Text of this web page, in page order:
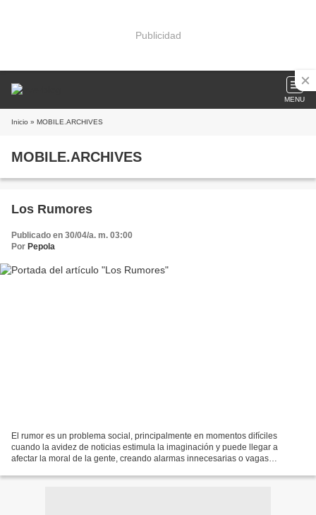
Publicidad
MENU
Inicio » MOBILE.ARCHIVES
MOBILE.ARCHIVES
Los Rumores
Publicado en 30/04/a. m. 03:00
Por Pepola
El rumor es un problema social, principalmente en momentos difíciles
cuando la avidez de noticias estimula la imaginación y puede llegar a
afectar la moral de la gente, creando alarmas innecesarias o vagas